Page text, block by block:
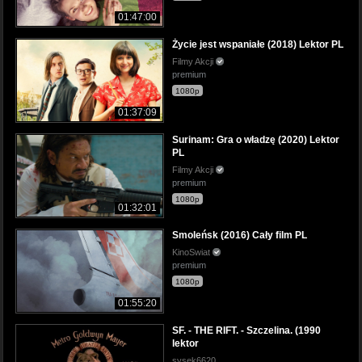
01:47:00
01:37:09
Życie jest wspaniałe (2018) Lektor PL
Filmy Akcji
premium
1080p
01:32:01
Surinam: Gra o władzę (2020) Lektor
PL
Filmy Akcji
premium
1080p
01:55:20
Smoleńsk (2016) Cały film PL
KinoSwiat
premium
1080p
SF. - THE RIFT. - Szczelina. (1990
lektor